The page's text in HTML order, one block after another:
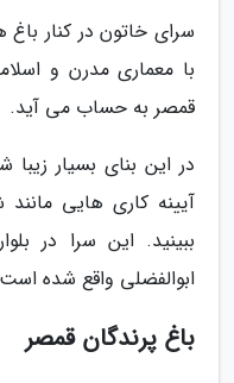
سرای خاتون در کنار
با معماری مدرن و
قمصر به حساب می آید.
در این بنای بسیار
آیینه کاری هایی
ببینید. این سرا در
ابوالفضلی واقع شده
باغ پرندگان قمصر